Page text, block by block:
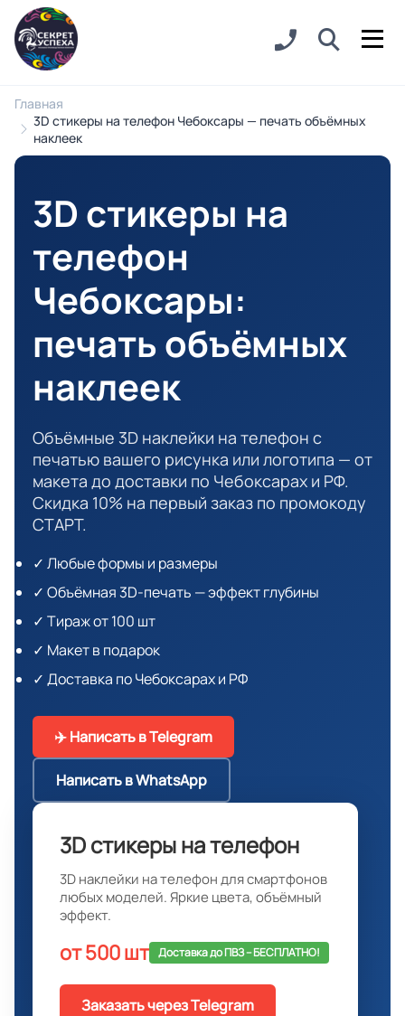
Главная
3D стикеры на телефон Чебоксары — печать объёмных
наклеек
3D стикеры на
телефон
Чебоксары:
печать объёмных
наклеек
Объёмные 3D наклейки на телефон с
печатью вашего рисунка или логотипа — от
макета до доставки по Чебоксарах и РФ.
Скидка 10% на первый заказ по промокоду
СТАРТ.
✓ Любые формы и размеры
✓ Объёмная 3D-печать — эффект глубины
✓ Тираж от 100 шт
✓ Макет в подарок
✓ Доставка по Чебоксарах и РФ
✈️ Написать в Telegram
Написать в WhatsApp
3D стикеры на телефон
3D наклейки на телефон для смартфонов
любых моделей. Яркие цвета, объёмный
эффект.
от 500 шт Доставка до ПВЗ -- БЕСПЛАТНО!
Заказать через Telegram